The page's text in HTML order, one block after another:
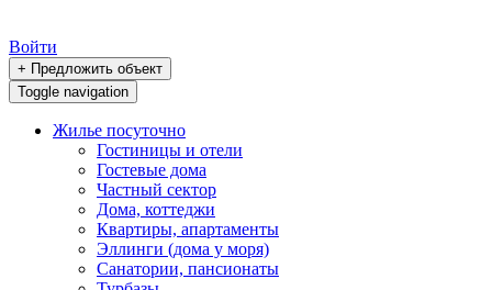
Войти
+ Предложить объект
Toggle navigation
Жилье посуточно
Гостиницы и отели
Гостевые дома
Частный сектор
Дома, коттеджи
Квартиры, апартаменты
Эллинги (дома у моря)
Санатории, пансионаты